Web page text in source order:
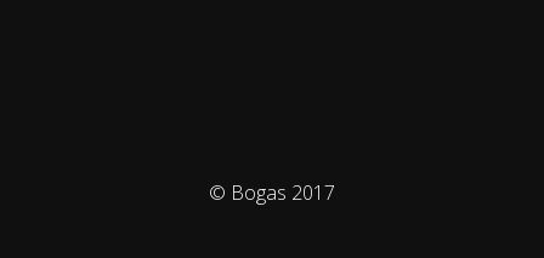
© Bogas 2017